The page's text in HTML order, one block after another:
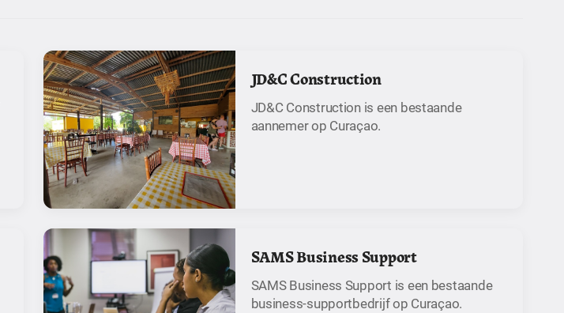
JD&C Construction
JD&C Construction is een bestaande
aannemer op Curaçao.
SAMS Business Support
SAMS Business Support is een bestaande
business-supportbedrijf op Curaçao.